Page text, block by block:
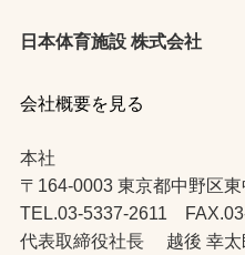
日本体育施設 株式会社
会社概要を見る
本社
〒164-0003 東京都中野区
TEL.03-5337-2611
代表取締役社長 越後 幸太